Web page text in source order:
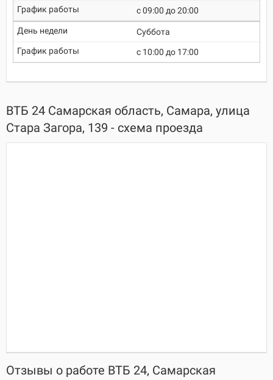
c 09:00 до 20:00
Суббота
c 10:00 до 17:00
ВТБ 24 Самарская область, Самара, улица
Стара Загора, 139 - схема проезда
Отзывы о работе ВТБ 24, Самарская